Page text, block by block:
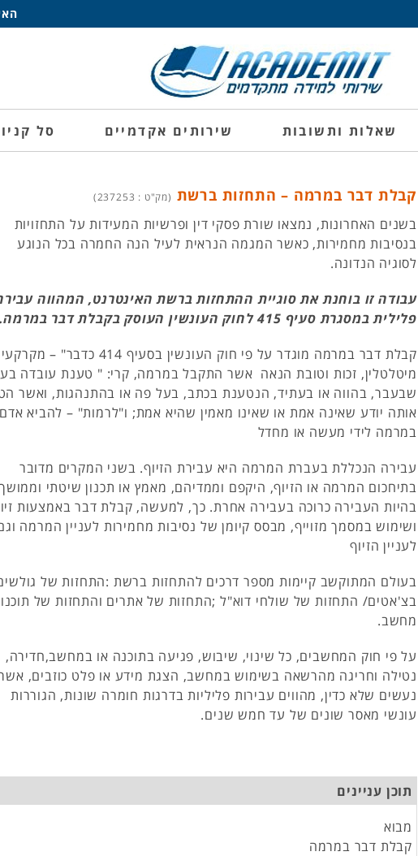
שאלות ותשובות שירותים אקדמיים סל
קבלת דבר במרמה – התחזות ברשת (מק"ט : 237253)
בשנים האחרונות, נמצאו שורת פסקי דין ופרשיות המעידות על התחזויות
בנסיבות מחמירות, כאשר המגמה הנראית לעיל הנה החמרה בכל הנוגע
לסוגיה הנדונה.
עבודה זו בוחנת את סוגיית ההתחזות ברשת האינטרנט, המהווה
פלילית במסגרת סעיף 415 לחוק העונשין העוסק בקבלת דבר במרמה.
קבלת דבר במרמה מוגדר על פי חוק העונשין בסעיף 414 כדבר" –
מיטלטלין, זכות וטובת הנאה אשר התקבל במרמה, קרי: " טענת עובדה
שבעבר, בהווה או בעתיד, הנטענת בכתב, בעל פה או בהתנהגות, ואשר
אותה יודע שאינה אמת או שאינו מאמין שהיא אמת; ו"לרמות" – להביא אדם
במרמה לידי מעשה או מחדל
עבירה הנכללת בעברת המרמה היא עבירת הזיוף. בשני המקרים מדובר
בתיחכום המרמה או הזיוף, היקפם וממדיהם, מאמץ או תכנון שיטתי
בהיות העבירה כרוכה בעבירה אחרת. כך, למעשה, קבלת דבר באמצעות
ושימוש במסמך מזוייף, מבסס קיומן של נסיבות מחמירות לעניין המרמה
לעניין הזיוף
בעולם המתוקשב קיימות מספר דרכים להתחזות ברשת :התחזות של
בצ'אטים/ התחזות של שולחי דוא"ל ;התחזות של אתרים והתחזות של
מחשב.
על פי חוק המחשבים, כל שינוי, שיבוש, פגיעה בתוכנה או במחשב,חדירה,
נטילה וחריגה מהרשאה בשימוש במחשב, הצגת מידע או פלט כוזבים,
נעשים שלא כדין, מהווים עבירות פליליות בדרגות חומרה שונות, הגוררות
עונשי מאסר שונים של עד חמש שנים.
תוכן עניינים
מבוא
קבלת דבר במרמה